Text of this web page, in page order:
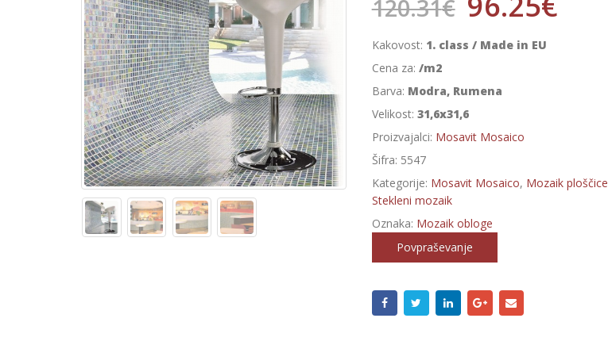
120.31€
Kakovost: 1. class / Made in EU
Cena za: /m2
Barva: Modra, Rumena
Velikost: 31,6x31,6
Proizvajalci: Mosavit Mosaico
Šifra: 5547
Kategorije: Mosavit Mosaico, Mozaik ploščice
Stekleni mozaik
Oznaka: Mozaik obloge
Povpraševanje